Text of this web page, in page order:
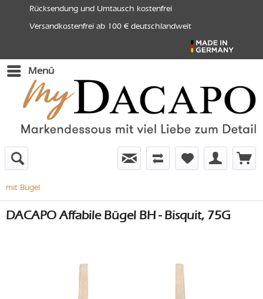
Rücksendung und Umtausch kostenfrei
Versandkostenfrei ab 100 € deutschlandweit
Menü
mit Bügel
DACAPO Affabile Bügel BH - Bisquit, 75G